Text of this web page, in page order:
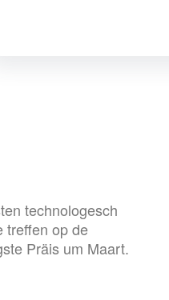
technologesch
treffen op de
Präis um Maart.